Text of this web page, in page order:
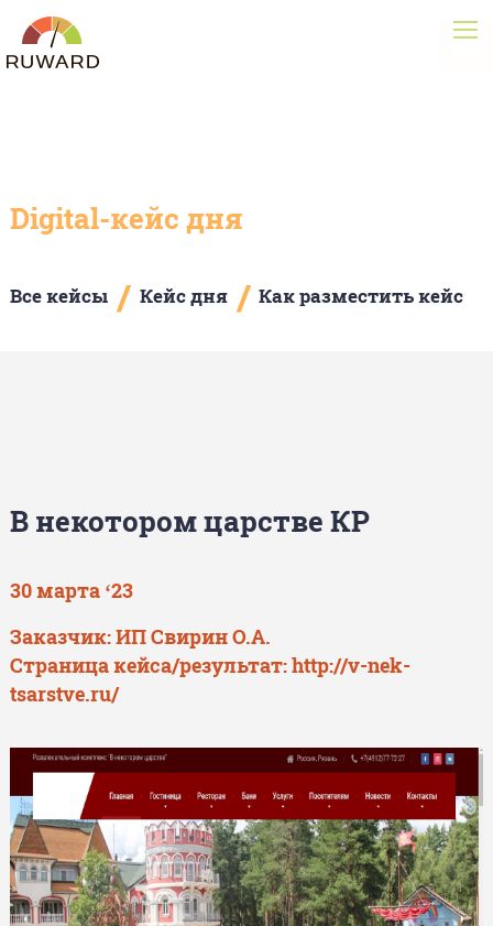
Digital-кейс дня
Все кейсы / Кейс дня / Как разместить кейс
В некотором царстве КР
30 марта ‘23
Заказчик: ИП Свирин О.А.
Страница кейса/результат:http://v-nek-
tsarstve.ru/